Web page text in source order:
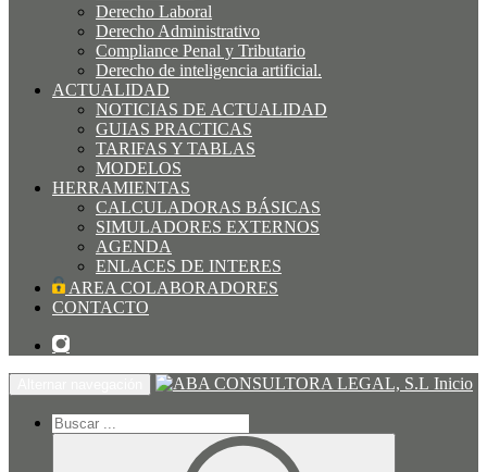
Derecho Laboral
Derecho Administrativo
Compliance Penal y Tributario
Derecho de inteligencia artificial.
ACTUALIDAD
NOTICIAS DE ACTUALIDAD
GUIAS PRACTICAS
TARIFAS Y TABLAS
MODELOS
HERRAMIENTAS
CALCULADORAS BÁSICAS
SIMULADORES EXTERNOS
AGENDA
ENLACES DE INTERES
AREA COLABORADORES
CONTACTO
Inicio